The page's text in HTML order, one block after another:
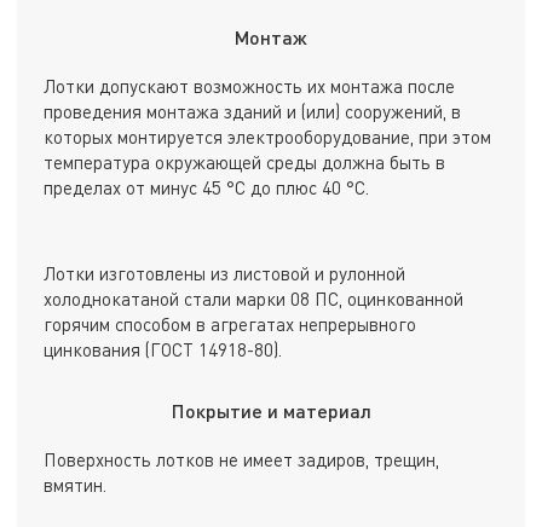
Монтаж
Лотки допускают возможность их монтажа после
проведения монтажа зданий и (или) сооружений, в
которых монтируется электрооборудование, при этом
температура окружающей среды должна быть в
пределах от минус 45 °С до плюс 40 °С.
Лотки изготовлены из листовой и рулонной
холоднокатаной стали марки 08 ПС, оцинкованной
горячим способом в агрегатах непрерывного
цинкования (ГОСТ 14918-80).
Покрытие и материал
Поверхность лотков не имеет задиров, трещин,
вмятин.